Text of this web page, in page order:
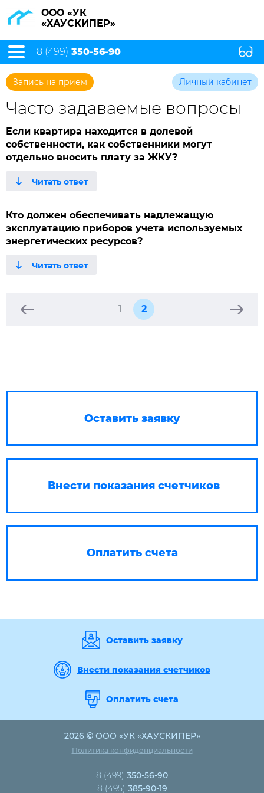
ООО «УК
«ХАУСКИПЕР»
8 (499) 350-56-90
Запись на прием Личный кабинет
Часто задаваемые вопросы
Если квартира находится в долевой
собственности, как собственники могут
отдельно вносить плату за ЖКУ?
Кто должен обеспечивать надлежащую
эксплуатацию приборов учета используемых
энергетических ресурсов?
1 2
Оставить заявку
Внести показания счетчиков
Оплатить счета
Оставить заявку
Внести показания счетчиков
Оплатить счета
2026 © ООО «УК «ХАУСКИПЕР»
Политика конфиденциальности
8 (499) 350-56-90
8 (495) 385-90-19